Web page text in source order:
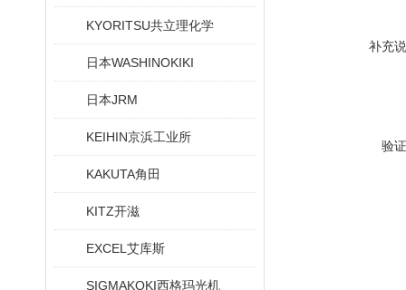
KYORITSU共立理化学
日本WASHINOKIKI
日本JRM
KEIHIN京浜工业所
KAKUTA角田
KITZ开滋
EXCEL艾库斯
SIGMAKOKI西格玛光机
补充
验